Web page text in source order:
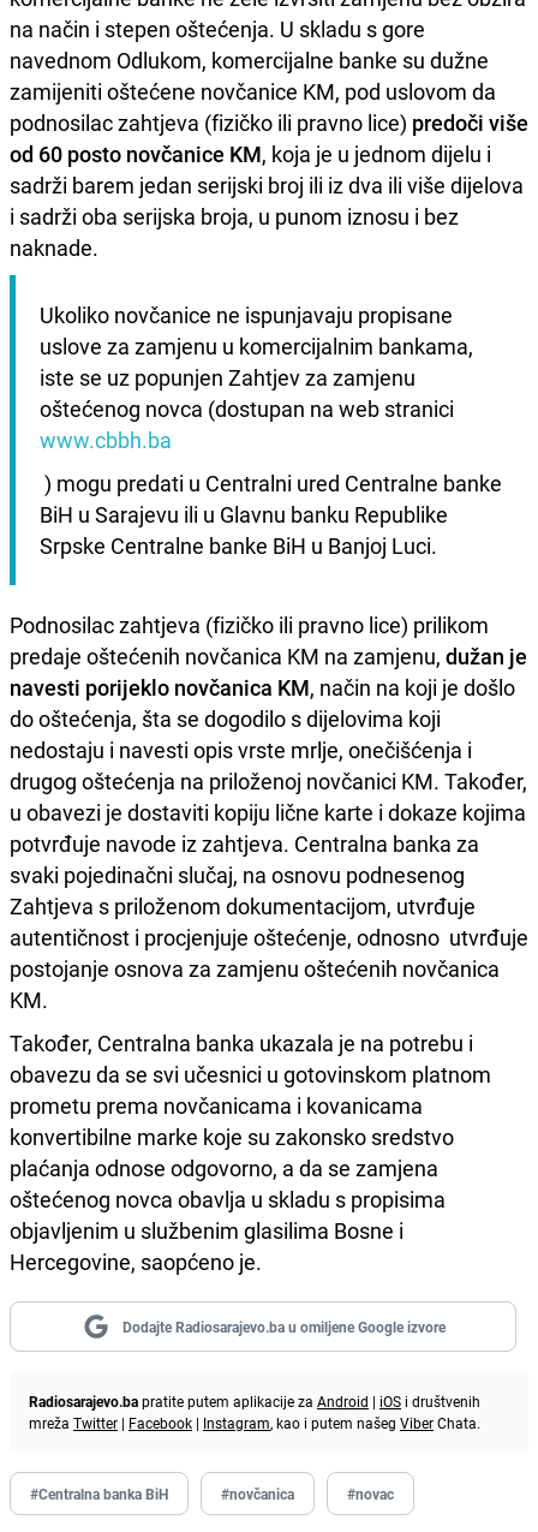
na način i stepen oštećenja. U skladu s gore
navednom Odlukom, komercijalne banke su dužne
zamijeniti oštećene novčanice KM, pod uslovom da
podnosilac zahtjeva (fizičko ili pravno lice) predoči više
od 60 posto novčanice KM, koja je u jednom dijelu i
sadrži barem jedan serijski broj ili iz dva ili više dijelova
i sadrži oba serijska broja, u punom iznosu i bez
naknade.
Ukoliko novčanice ne ispunjavaju propisane
uslove za zamjenu u komercijalnim bankama,
iste se uz popunjen Zahtjev za zamjenu
oštećenog novca (dostupan na web stranici
www.cbbh.ba
BiH u Sarajevu ili u Glavnu banku Republike
Srpske Centralne banke BiH u Banjoj Luci.
Podnosilac zahtjeva (fizičko ili pravno lice) prilikom
predaje oštećenih novčanica KM na zamjenu, dužan je
navesti porijeklo novčanica KM, način na koji je došlo
do oštećenja, šta se dogodilo s dijelovima koji
nedostaju i navesti opis vrste mrlje, onečišćenja i
drugog oštećenja na priloženoj novčanici KM. Također,
u obavezi je dostaviti kopiju lične karte i dokaze kojima
potvrđuje navode iz zahtjeva. Centralna banka za
svaki pojedinačni slučaj, na osnovu podnesenog
Zahtjeva s priloženom dokumentacijom, utvrđuje
autentičnost i procjenjuje oštećenje, odnosno utvrđuje
postojanje osnova za zamjenu oštećenih novčanica
KM.
Također, Centralna banka ukazala je na potrebu i
obavezu da se svi učesnici u gotovinskom platnom
prometu prema novčanicama i kovanicama
konvertibilne marke koje su zakonsko sredstvo
plaćanja odnose odgovorno, a da se zamjena
oštećenog novca obavlja u skladu s propisima
objavljenim u službenim glasilima Bosne i
Hercegovine, saopćeno je.
Dodajte Radiosarajevo.ba u omiljene Google izvore
Radiosarajevo.bapratite putem aplikacije za Android | iOS i društvenih
mreža Twitter | Facebook | Instagram, kao i putem našeg ViberChata.
#Centralna banka BiH #novčanica #novac